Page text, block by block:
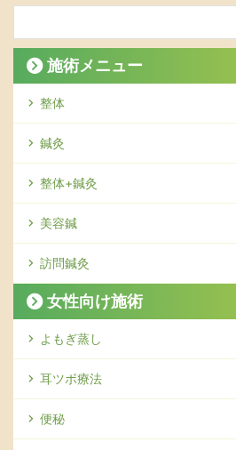
施術メニュー
整体
鍼灸
整体+鍼灸
美容鍼
訪問鍼灸
女性向け施術
よもぎ蒸し
耳ツボ療法
便秘